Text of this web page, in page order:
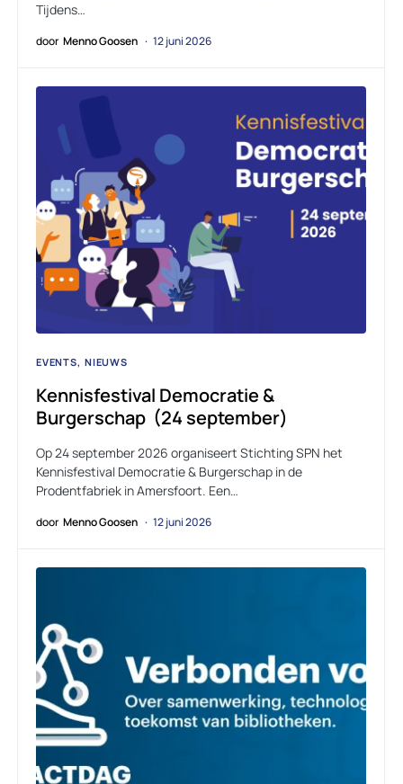
Tijdens…
door Menno Goosen 12 juni 2026
EVENTS NIEUWS
Kennisfestival Democratie &
Burgerschap (24 september)
Op 24 september 2026 organiseert Stichting SPN het
Kennisfestival Democratie & Burgerschap in de
Prodentfabriek in Amersfoort. Een…
door Menno Goosen 12 juni 2026